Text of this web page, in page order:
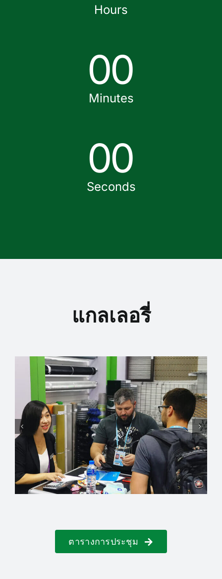
Hours
00
Minutes
00
Seconds
แกลเลอรี่
ตารางการประชุม